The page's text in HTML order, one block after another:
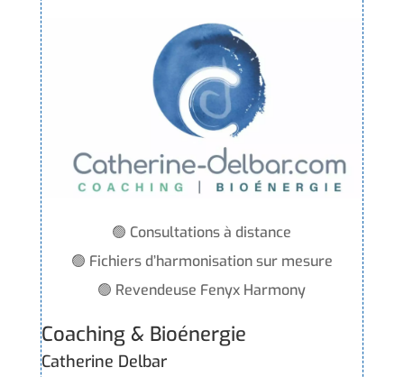
🟢 Consultations à distance
🟢 Fichiers d’harmonisation sur mesure
🟢 Revendeuse Fenyx Harmony
Coaching & Bioénergie
Catherine Delbar